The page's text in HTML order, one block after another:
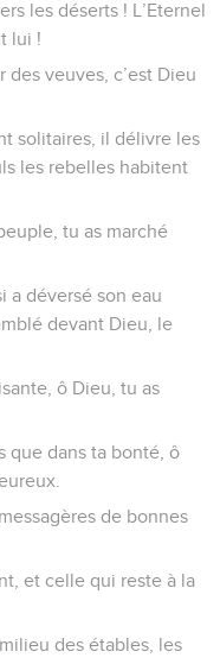
les déserts ! L’Eternel
lui !
veuves, c’est Dieu
solitaires, il délivre les
les rebelles habitent
tu as marché
a déversé son eau
devant Dieu, le
ô Dieu, tu as
que dans ta bonté, ô
de bonnes
et celle qui reste à la
des étables, les